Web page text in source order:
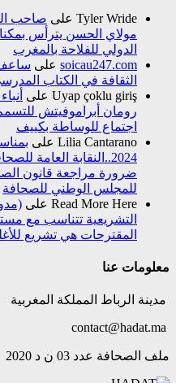
Tyler Wride على صاحب
الدولي للفلاحة بالمغرب
soicau247.com على
الثقافة في الكتاب
Uyap çoklu giriş على
رومان أبراموفيتش
اجتماع للوساطة بكييف
Lilia Cantarano على
2024..النقابة العامة
ضرورة مراجعة قانون
للمجلس الوطني للصحافة
Read More Here على
التشريعية تتناسب مع
المقترحات هي تشريع
معلومات عنا
مدينة الرباط المملكة المغربية
ملف الصحافة عدد 03 ن د 2020